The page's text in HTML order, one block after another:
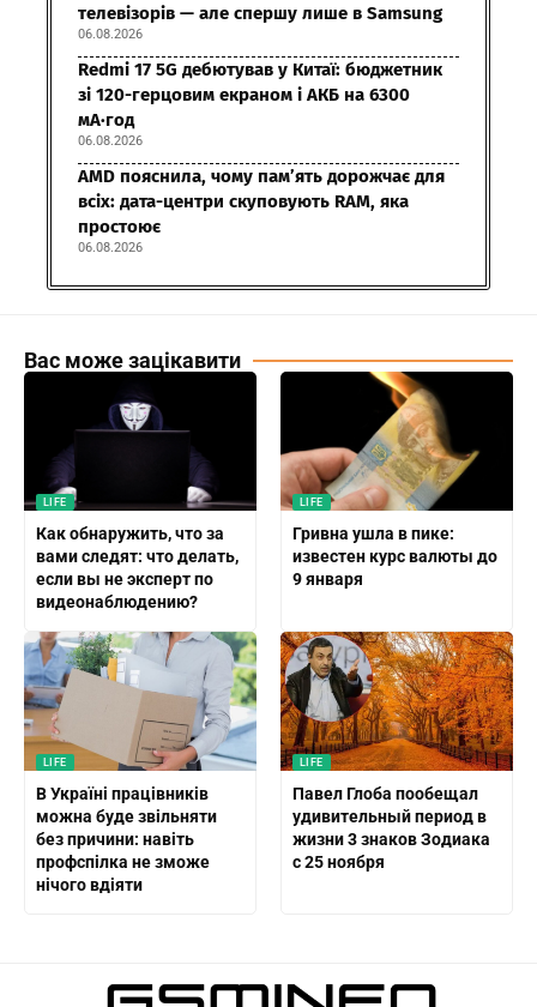
телевізорів — але спершу лише в Samsung
06.08.2026
Redmi 17 5G дебютував у Китаї: бюджетник
зі 120-герцовим екраном і АКБ на 6300
мА·год
06.08.2026
AMD пояснила, чому пам’ять дорожчає для
всіх: дата-центри скуповують RAM, яка
простоює
06.08.2026
Вас може зацікавити
LIFE
Как обнаружить, что за
вами следят: что делать,
если вы не эксперт по
видеонаблюдению?
LIFE
Гривна ушла в пике:
известен курс валюты до
9 января
LIFE
В Україні працівників
можна буде звільняти
без причини: навіть
профспілка не зможе
нічого вдіяти
LIFE
Павел Глоба пообещал
удивительный период в
жизни 3 знаков Зодиака
с 25 ноября